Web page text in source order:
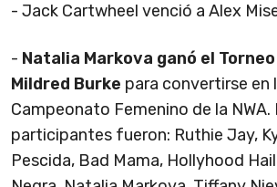
- Jack Cartwheel venció a Alex
- Natalia Markova ganó el
Mildred Burke para convertirse en
Campeonato Femenino de la
participantes fueron: Ruthie Jay,
Pescida, Bad Mama, Hollyhood